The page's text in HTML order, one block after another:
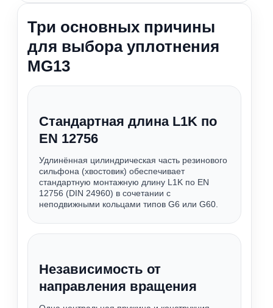
Три основных причины
для выбора уплотнения
MG13
Стандартная длина L1K по
EN 12756
Удлинённая цилиндрическая часть резинового
сильфона (хвостовик) обеспечивает
стандартную монтажную длину L1K по EN
12756 (DIN 24960) в сочетании с
неподвижными кольцами типов G6 или G60.
Независимость от
направления вращения